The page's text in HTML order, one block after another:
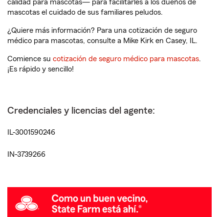
calidad para mascotas— para facilitarles a los dueños de
mascotas el cuidado de sus familiares peludos.
¿Quiere más información? Para una cotización de seguro
médico para mascotas, consulte a Mike Kirk en Casey, IL.
Comience su cotización de seguro médico para mascotas.
¡Es rápido y sencillo!
Credenciales y licencias del agente:
IL-3001590246
IN-3739266